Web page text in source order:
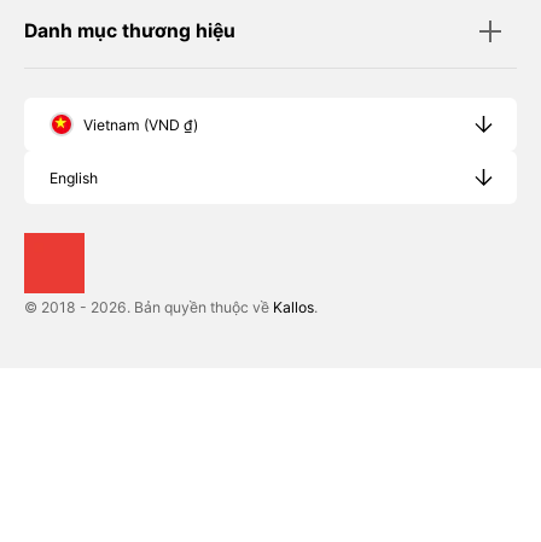
Danh mục thương hiệu
Vietnam (VND ₫)
English
© 2018 - 2026. Bản quyền thuộc về Kallos.